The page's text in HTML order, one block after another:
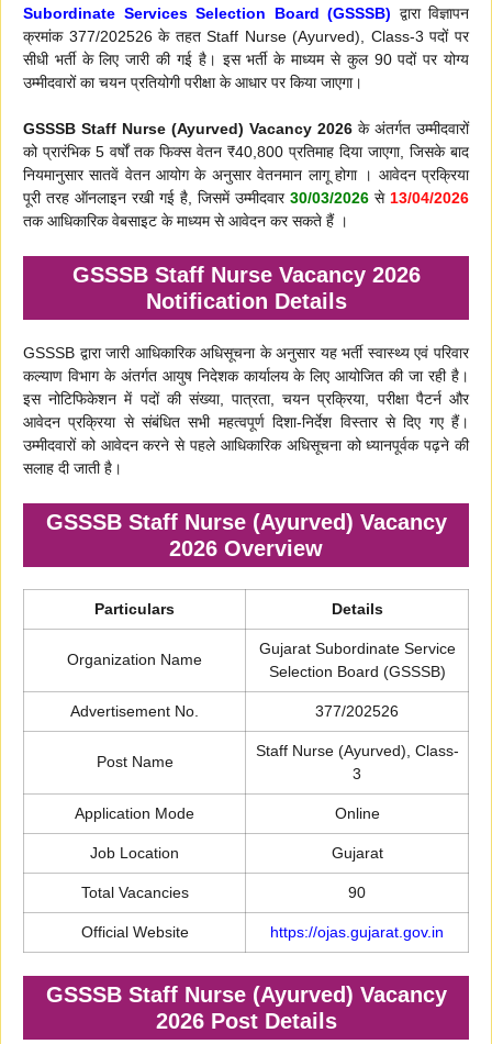
Subordinate Services Selection Board (GSSSB) द्वारा विज्ञापन
क्रमांक 377/202526 के तहत Staff Nurse (Ayurved), Class-3 पदों पर
सीधी भर्ती के लिए जारी की गई है। इस भर्ती के माध्यम से कुल 90 पदों पर योग्य
उम्मीदवारों का चयन प्रतियोगी परीक्षा के आधार पर किया जाएगा।
GSSSB Staff Nurse (Ayurved) Vacancy 2026 के अंतर्गत उम्मीदवारों
को प्रारंभिक 5 वर्षों तक फिक्स वेतन ₹40,800 प्रतिमाह दिया जाएगा, जिसके बाद
नियमानुसार सातवें वेतन आयोग के अनुसार वेतनमान लागू होगा । आवेदन प्रक्रिया
पूरी तरह ऑनलाइन रखी गई है, जिसमें उम्मीदवार 30/03/2026 से 13/04/2026
तक आधिकारिक वेबसाइट के माध्यम से आवेदन कर सकते हैं ।
GSSSB Staff Nurse Vacancy 2026
Notification Details
GSSSB द्वारा जारी आधिकारिक अधिसूचना के अनुसार यह भर्ती स्वास्थ्य एवं परिवार
कल्याण विभाग के अंतर्गत आयुष निदेशक कार्यालय के लिए आयोजित की जा रही है।
इस नोटिफिकेशन में पदों की संख्या, पात्रता, चयन प्रक्रिया, परीक्षा पैटर्न और
आवेदन प्रक्रिया से संबंधित सभी महत्वपूर्ण दिशा-निर्देश विस्तार से दिए गए हैं।
उम्मीदवारों को आवेदन करने से पहले आधिकारिक अधिसूचना को ध्यानपूर्वक पढ़ने की
सलाह दी जाती है।
GSSSB Staff Nurse (Ayurved) Vacancy
2026 Overview
Particulars Details
Organization Name
Gujarat Subordinate Service
Selection Board (GSSSB)
Advertisement No. 377/202526
Post Name
Staff Nurse (Ayurved), Class-
3
Application Mode Online
Job Location Gujarat
Total Vacancies 90
Official Website https://ojas.gujarat.gov.in
GSSSB Staff Nurse (Ayurved) Vacancy
2026 Post Details